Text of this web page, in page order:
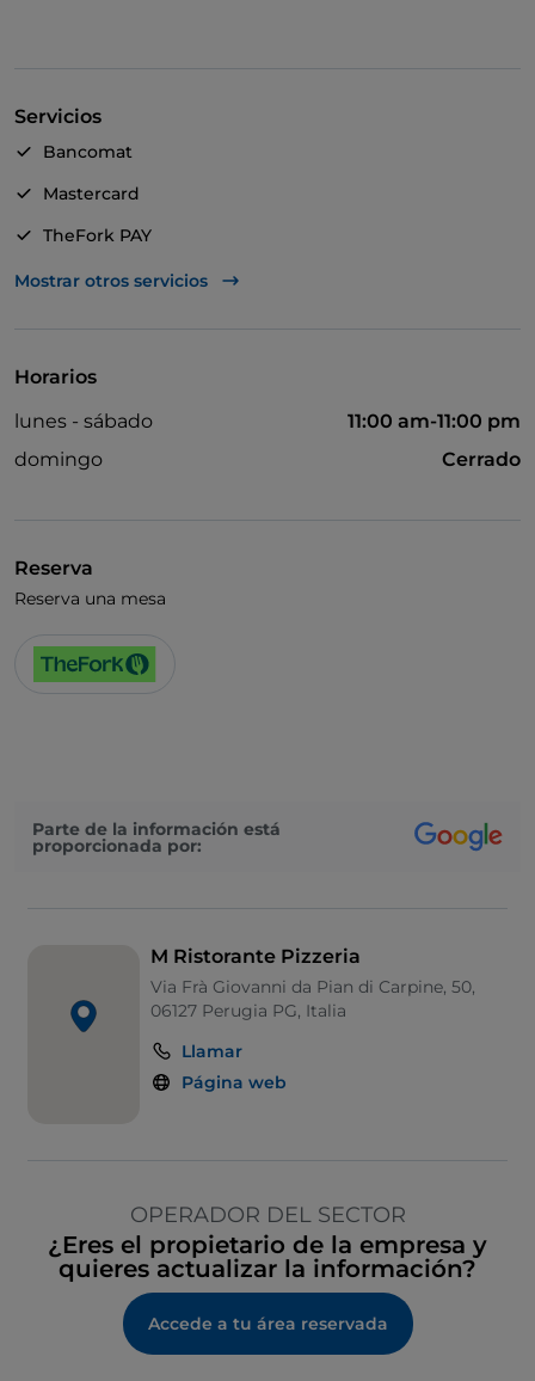
Servicios
Bancomat
Mastercard
TheFork PAY
UnionPay via TheFork PAY
Mostrar otros servicios
Horarios
lunes - sábado
11:00 am-11:00 pm
domingo
Cerrado
Reserva
Reserva una mesa
Parte de la información está
proporcionada por:
M Ristorante Pizzeria
Via Frà Giovanni da Pian di Carpine, 50,
06127 Perugia PG, Italia
Llamar
Página web
OPERADOR DEL SECTOR
¿Eres el propietario de la empresa y
quieres actualizar la información?
Accede a tu área reservada